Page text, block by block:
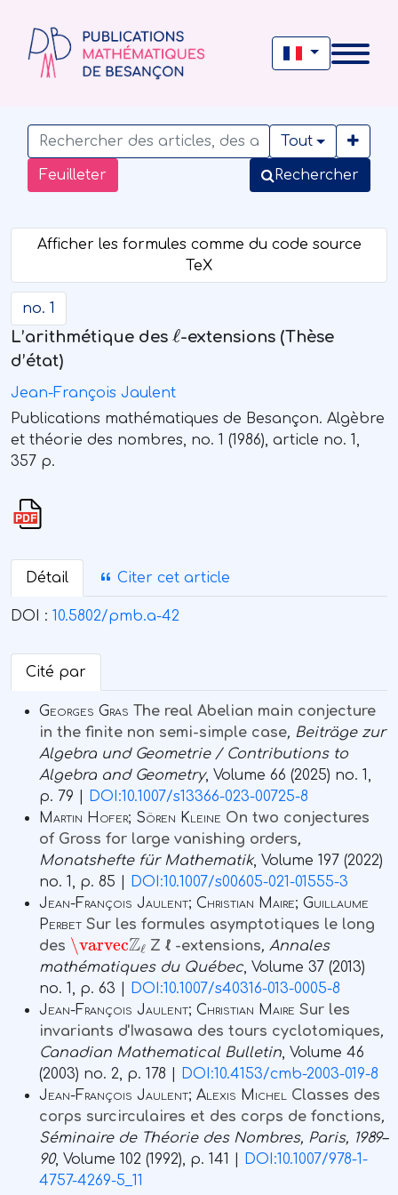
Feuilleter
Tout
Rechercher
no. 1
L’arithmétique des
ℓ
-extensions (Thèse
d’état)
Jean-François Jaulent
Publications mathématiques de Besançon. Algèbre
et théorie des nombres, no. 1 (1986), article no. 1,
357 p.
Détail Citer cet article
DOI : 10.5802/pmb.a-42
Cité par
Georges Gras The real Abelian main conjecture
in the finite non semi-simple case, Beiträge zur
Algebra und Geometrie / Contributions to
Algebra and Geometry, Volume 66 (2025) no. 1,
p. 79 |
DOI:10.1007/s13366-023-00725-8
Martin Hofer; Sören Kleine On two conjectures
of Gross for large vanishing orders,
Monatshefte für Mathematik, Volume 197 (2022)
no. 1, p. 85 |
DOI:10.1007/s00605-021-01555-3
Jean-François Jaulent; Christian Maire; Guillaume
Perbet Sur les formules asymptotiques le long
des \varvec Zℓ
Z ℓ -extensions, Annales
mathématiques du Québec, Volume 37 (2013)
no. 1, p. 63 |
DOI:10.1007/s40316-013-0005-8
Jean-François Jaulent; Christian Maire Sur les
invariants d'Iwasawa des tours cyclotomiques,
Canadian Mathematical Bulletin, Volume 46
(2003) no. 2, p. 178 |
DOI:10.4153/cmb-2003-019-8
Jean-François Jaulent; Alexis Michel Classes des
corps surcirculaires et des corps de fonctions,
Séminaire de Théorie des Nombres, Paris, 1989–
90, Volume 102 (1992), p. 141 |
DOI:10.1007/978-1-
4757-4269-5_11